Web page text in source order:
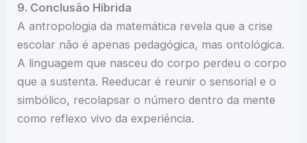
9. Conclusão Híbrida
A antropologia da matemática revela que a crise
escolar não é apenas pedagógica, mas ontológica.
A linguagem que nasceu do corpo perdeu o corpo
que a sustenta. Reeducar é reunir o sensorial e o
simbólico, recolapsar o número dentro da mente
como reflexo vivo da experiência.